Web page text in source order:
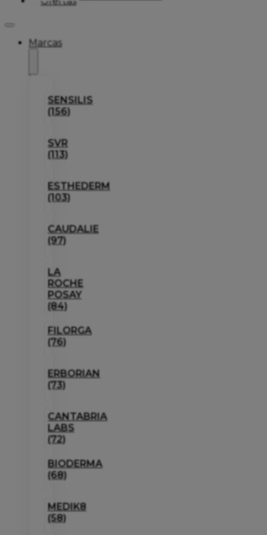
Marcas
SENSILIS
(156)
SVR
(113)
ESTHEDERM
(103)
CAUDALIE
(97)
LA
ROCHE
POSAY
(84)
FILORGA
(76)
ERBORIAN
(73)
CANTABRIA
LABS
(72)
BIODERMA
(68)
MEDIK8
(58)